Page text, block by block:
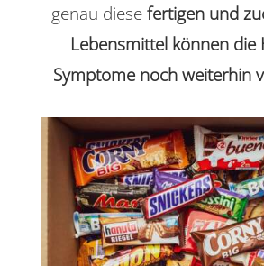
genau diesefertigen und
Lebensmittel können die
Symptome noch weiterhin